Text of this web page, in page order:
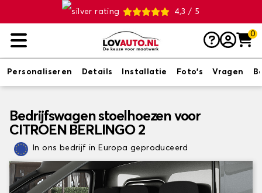
4,3 / 5
0
Personaliseren Details Installatie Foto's Vragen
Bedrijfswagen stoelhoezen voor
CITROEN BERLINGO 2
In ons bedrijf in Europa geproduceerd